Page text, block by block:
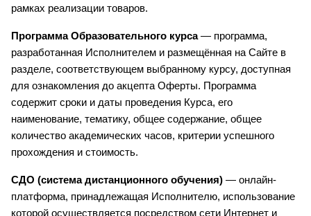
рамках реализации товаров.
Программа Образовательного курса — программа,
разработанная Исполнителем и размещённая на Сайте в
разделе, соответствующем выбранному курсу, доступная
для ознакомления до акцепта Оферты. Программа
содержит сроки и даты проведения Курса, его
наименование, тематику, общее содержание, общее
количество академических часов, критерии успешного
прохождения и стоимость.
СДО (система дистанционного обучения) — онлайн-
платформа, принадлежащая Исполнителю, использование
которой осуществляется посредством сети Интернет и